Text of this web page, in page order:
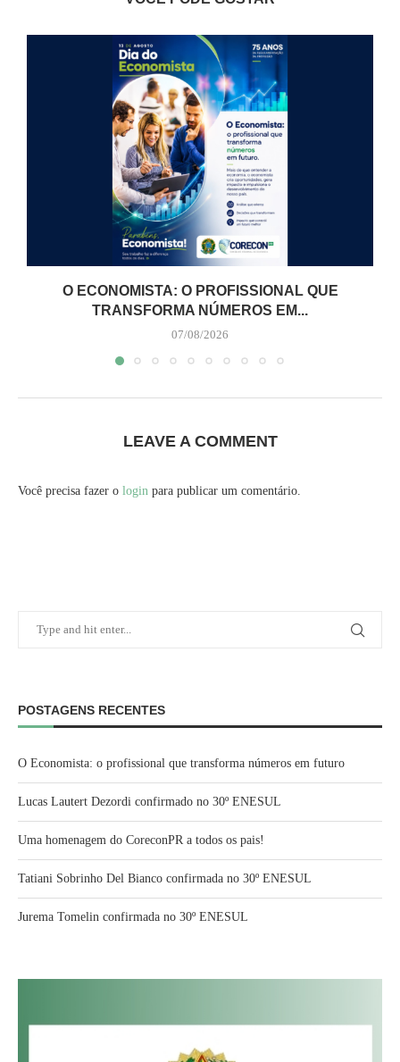
O ECONOMISTA: O PROFISSIONAL QUE
TRANSFORMA NÚMEROS EM...
07/08/2026
LEAVE A COMMENT
Você precisa fazer o login para publicar um comentário.
POSTAGENS RECENTES
O Economista: o profissional que transforma números em futuro
Lucas Lautert Dezordi confirmado no 30º ENESUL
Uma homenagem do CoreconPR a todos os pais!
Tatiani Sobrinho Del Bianco confirmada no 30º ENESUL
Jurema Tomelin confirmada no 30º ENESUL